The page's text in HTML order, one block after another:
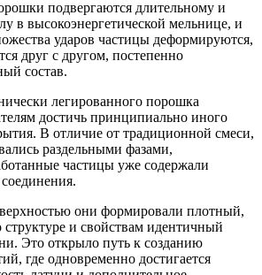
подвергаются длительному и
в высокоэнергетической мельнице, и
ударов частицы деформируются,
друг с другом, постепенно
состав.
легированного порошка
достичь принципиально иного
В отличие от традиционной смеси,
раздельными фазами,
частицы уже содержали
они формировали плотный,
и свойствам идентичный
Это открыло путь к созданию
где одновременно достигается